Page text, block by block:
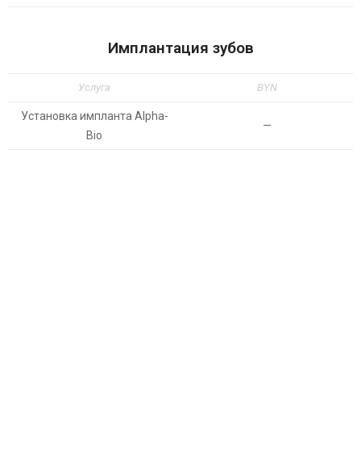
Имплантация зубов
Услуга BYN
Установка импланта Alpha-
Bio
—